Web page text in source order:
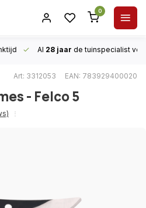
0
Al 28 jaar de tuinspecialist
Art: 3312053 EAN: 783929400020
- Felco 5